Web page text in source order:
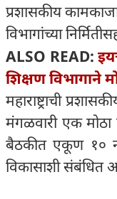
प्रशासकीय
विभागांच्या
ALSO READ:
शिक्षण विभागाने
महाराष्ट्राची
मंगळवारी एक मोठा
बैठकीत एकूण १०
विकासाशी संबंधित